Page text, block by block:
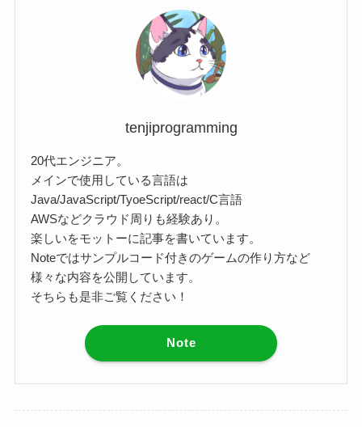
tenjiprogramming
20代エンジニア。
メインで使用している言語は
Java/JavaScript/TyoeScript/react/C言語
AWSなどクラウド周りも経験あり。
楽しいをモットーに記事を書いています。
Noteではサンプルコード付きのゲームの作り方など
様々な内容を公開しています。
そちらも是非ご覧ください！
Note